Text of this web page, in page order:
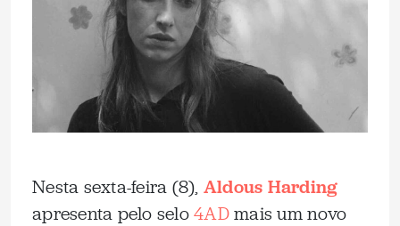
Nesta sexta-feira (8), Aldous Harding
apresenta pelo selo4ADmais um novo